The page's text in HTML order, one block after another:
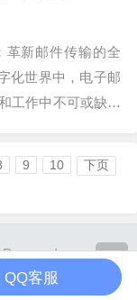
革新邮件传输的全
化世界中，电子邮
工作中不可或缺的
板电脑，这也使得
加便捷和高效。而
（简单邮件传输协
9 10
下页
TOYEAN
QQ客服